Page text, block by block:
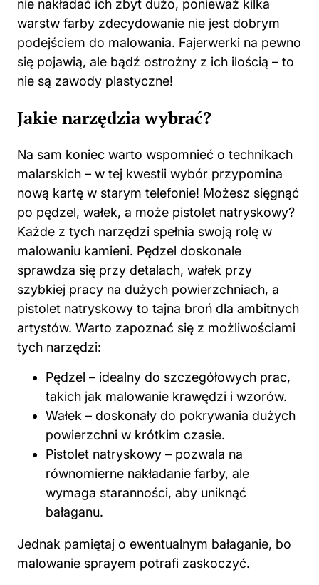
nie nakładać ich zbyt dużo, ponieważ kilka
warstw farby zdecydowanie nie jest dobrym
podejściem do malowania. Fajerwerki na pewno
się pojawią, ale bądź ostrożny z ich ilością – to
nie są zawody plastyczne!
Jakie narzędzia wybrać?
Na sam koniec warto wspomnieć o technikach
malarskich – w tej kwestii wybór przypomina
nową kartę w starym telefonie! Możesz sięgnąć
po pędzel, wałek, a może pistolet natryskowy?
Każde z tych narzędzi spełnia swoją rolę w
malowaniu kamieni. Pędzel doskonale
sprawdza się przy detalach, wałek przy
szybkiej pracy na dużych powierzchniach, a
pistolet natryskowy to tajna broń dla ambitnych
artystów. Warto zapoznać się z możliwościami
tych narzędzi:
Pędzel – idealny do szczegółowych prac,
takich jak malowanie krawędzi i wzorów.
Wałek – doskonały do pokrywania dużych
powierzchni w krótkim czasie.
Pistolet natryskowy – pozwala na
równomierne nakładanie farby, ale
wymaga staranności, aby uniknąć
bałaganu.
Jednak pamiętaj o ewentualnym bałaganie, bo
malowanie sprayem potrafi zaskoczyć.